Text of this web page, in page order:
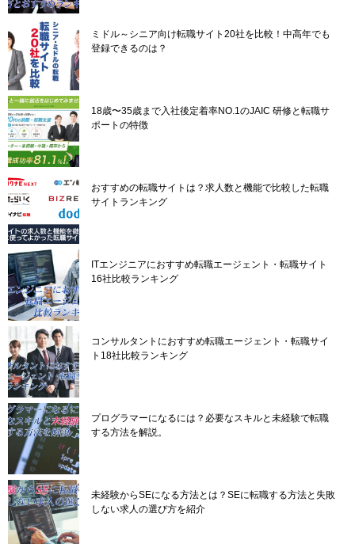
ミドル～シニア向け転職サイト20社を比較！中高年でも
登録できるのは？
18歳〜35歳まで入社後定着率NO.1のJAIC 研修と転職サ
ポートの特徴
おすすめの転職サイトは？求人数と機能で比較した転職
サイトランキング
ITエンジニアにおすすめ転職エージェント・転職サイト
16社比較ランキング
コンサルタントにおすすめ転職エージェント・転職サイ
ト18社比較ランキング
プログラマーになるには？必要なスキルと未経験で転職
する方法を解説。
未経験からSEになる方法とは？SEに転職する方法と失敗
しない求人の選び方を紹介